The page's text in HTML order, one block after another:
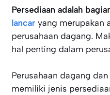
Persediaan adalah
lancar yang merupakan
perusahaan dagang.
hal penting dalam
Perusahaan dagang dan
memiliki jenis